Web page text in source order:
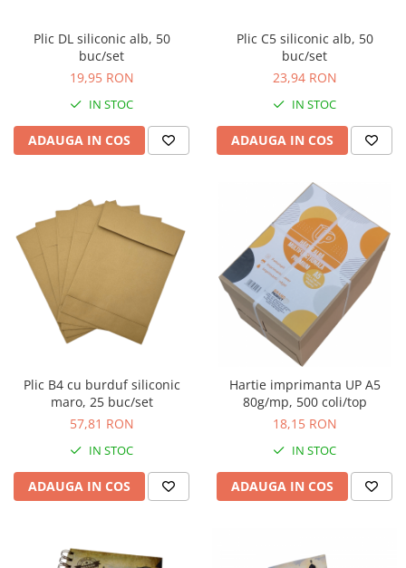
Plic DL siliconic alb, 50
buc/set
19,95 RON
IN STOC
ADAUGA IN COS
Plic C5 siliconic alb, 50
buc/set
23,94 RON
IN STOC
ADAUGA IN COS
Plic B4 cu burduf siliconic
maro, 25 buc/set
57,81 RON
IN STOC
ADAUGA IN COS
Hartie imprimanta UP A5
80g/mp, 500 coli/top
18,15 RON
IN STOC
ADAUGA IN COS